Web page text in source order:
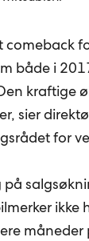
comeback
både i
kraftige
sier
for
på
ikke
måneder